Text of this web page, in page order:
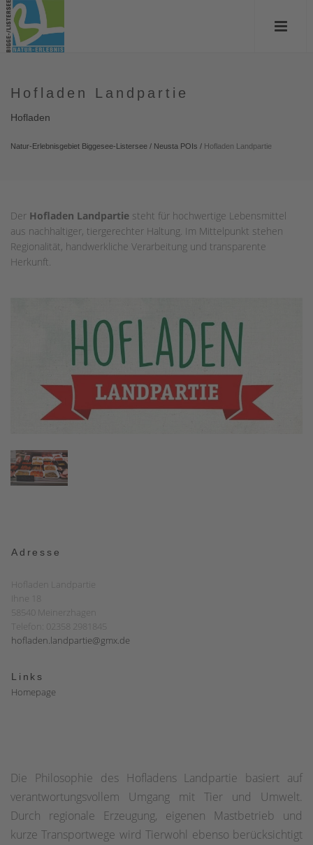
Hofladen Landpartie
Hofladen
Natur-Erlebnisgebiet Biggesee-Listersee / Neusta POIs / Hofladen Landpartie
Der Hofladen Landpartie steht für hochwertige Lebensmittel
aus nachhaltiger, tiergerechter Haltung. Im Mittelpunkt stehen
Regionalität, handwerkliche Verarbeitung und transparente
Herkunft.
Adresse
Hofladen Landpartie
Ihne 18
58540 Meinerzhagen
Telefon: 02358 2981845
hofladen.landpartie@gmx.de
Links
Homepage
Die Philosophie des Hofladens Landpartie basiert auf
verantwortungsvollem Umgang mit Tier und Umwelt.
Durch regionale Erzeugung, eigenen Mastbetrieb und
kurze Transportwege wird Tierwohl ebenso berücksichtigt